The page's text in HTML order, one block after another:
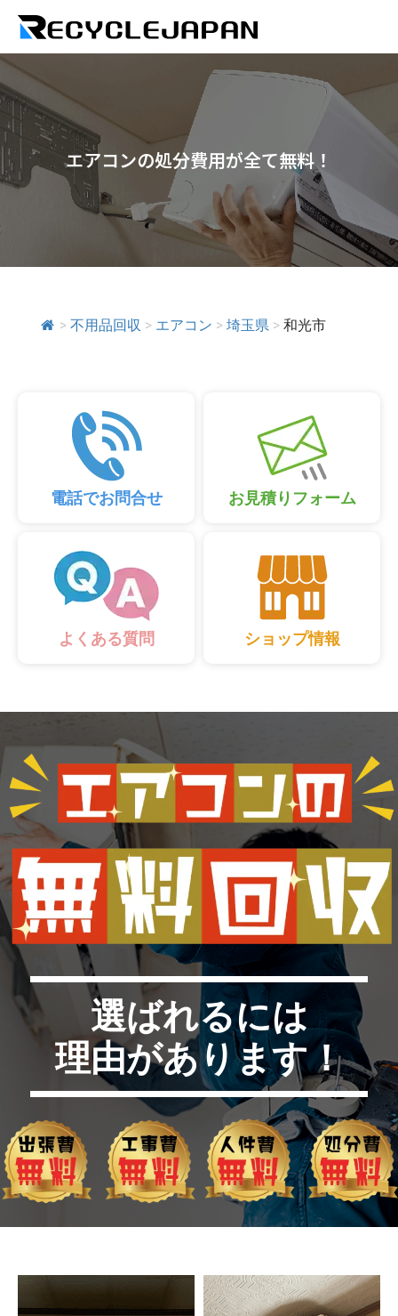
エアコンの処分費用が全て無料！
> 不用品回収 > エアコン > 埼玉県 > 和光市
電話でお問合せ お見積りフォーム
よくある質問 ショップ情報
選ばれるには
理由があります！